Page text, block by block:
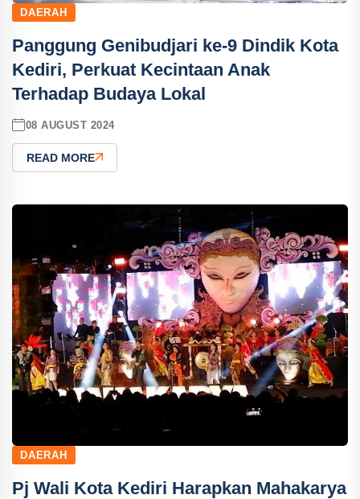
DAERAH
Panggung Genibudjari ke-9 Dindik Kota
Kediri, Perkuat Kecintaan Anak
Terhadap Budaya Lokal
08 AUGUST 2024
READ MORE
DAERAH
Pj Wali Kota Kediri Harapkan Mahakarya